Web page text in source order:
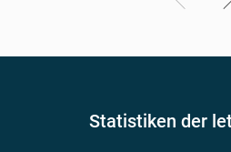
Statistiken der